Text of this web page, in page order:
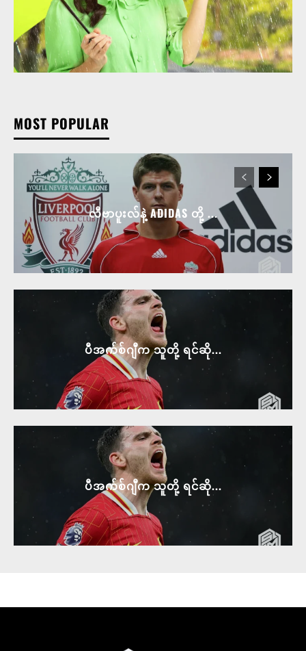
MOST POPULAR
လီဗာပူးလ်နဲ့ ADIDAS တို့ ...
ပီအက်စ်ဂျီက သူတို့ ရင်ဆို...
ပီအက်စ်ဂျီက သူတို့ ရင်ဆို...